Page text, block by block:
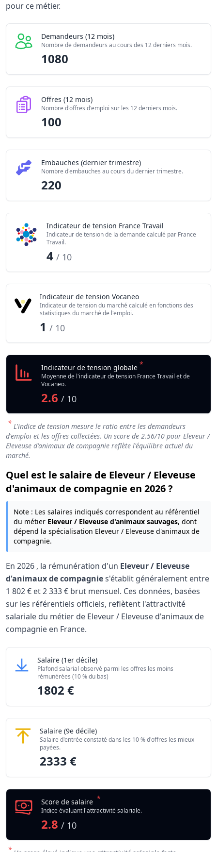
Offres publiées (12 mois)
Indice de tension globale
pour ce métier.
Demandeurs (12 mois)
Nombre de demandeurs au cours des 12 derniers mois.
1080
Offres (12 mois)
Nombre d'offres d'emploi sur les 12 derniers mois.
100
Embauches (dernier trimestre)
Nombre d'embauches au cours du dernier trimestre.
220
Indicateur de tension France Travail
Indicateur de tension de la demande calculé par France
Travail.
4/ 10
Indicateur de tension Vocaneo
Indicateur de tension du marché calculé en fonctions des
statistiques du marché de l'emploi.
1 / 10
Indicateur de tension globale *
Moyenne de l'indicateur de tension France Travail et de
Vocaneo.
2.6 / 10
* L'indice de tension mesure le ratio entre les demandeurs
d'emploi et les offres collectées. Un score de 2.56/10 pour Eleveur /
Eleveuse d'animaux de compagnie reflète l'équilibre actuel du
marché.
Quel est le salaire de Eleveur / Eleveuse
d'animaux de compagnie en 2026 ?
Note : Les salaires indiqués correspondent au référentiel
du métier Eleveur / Eleveuse d'animaux sauvages, dont
dépend la spécialisation Eleveur / Eleveuse d'animaux de
compagnie.
En 2026 , la rémunération d'un Eleveur / Eleveuse
d'animaux de compagnies'établit généralement entre
1 802 € et2 333 € brut mensuel. Ces données, basées
sur les référentiels officiels, reflètent l'attractivité
salariale du métier de Eleveur / Eleveuse d'animaux de
compagnie en France.
Grille salariale Eleveur / Eleveuse d'animaux de
Niveau de salaire (Déciles)
Salaire minimum (10% les moins rémunérés)
Salaire maximum (10% les mieux rémunérés)
Salaire Eleveur / Eleveuse d'animaux de compagnie
(1er décile)
Plafond salarial observé parmi les offres les moins
rémunérées (10 % du bas)
1802 €
Salaire Eleveur / Eleveuse d'animaux de compagnie
(9e décile)
Salaire d'entrée constaté dans les 10 % d'offres les mieux
payées.
2333 €
Score de salaire *
Indice évaluant l'attractivité salariale.
2.8 / 10
*